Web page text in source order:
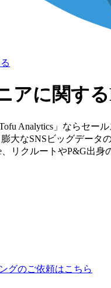
アに関す
Analytics」ならセ
大なSNSビッグデー
リクルートやP&G出
グのご依頼はこちら